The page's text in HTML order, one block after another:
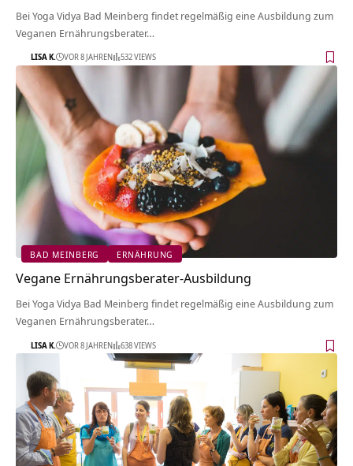
Bei Yoga Vidya Bad Meinberg findet regelmäßig eine Ausbildung zum
Veganen Ernährungsberater…
LISA K. VOR 8 JAHREN 532 VIEWS
BAD MEINBERG ERNÄHRUNG
Vegane Ernährungsberater-Ausbildung
Bei Yoga Vidya Bad Meinberg findet regelmäßig eine Ausbildung zum
Veganen Ernährungsberater…
LISA K. VOR 8 JAHREN 638 VIEWS